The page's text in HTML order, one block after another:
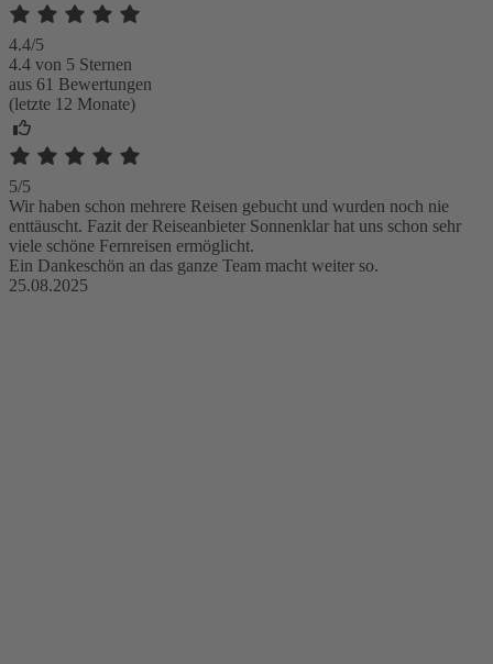
4.4/5
4.4 von 5 Sternen
aus 61 Bewertungen
(letzte 12 Monate)
5/5
Wir haben schon mehrere Reisen gebucht und wurden noch nie
enttäuscht. Fazit der Reiseanbieter Sonnenklar hat uns schon sehr
viele schöne Fernreisen ermöglicht.
Ein Dankeschön an das ganze Team macht weiter so.
25.08.2025